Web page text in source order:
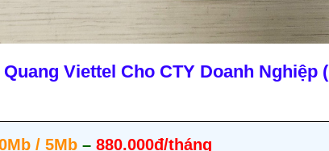
Viettel Cho CTY Doanh Nghiệp (
/ 5Mb – 880.000đ/tháng